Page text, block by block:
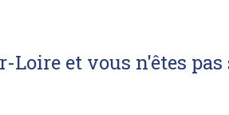
et vous n'êtes